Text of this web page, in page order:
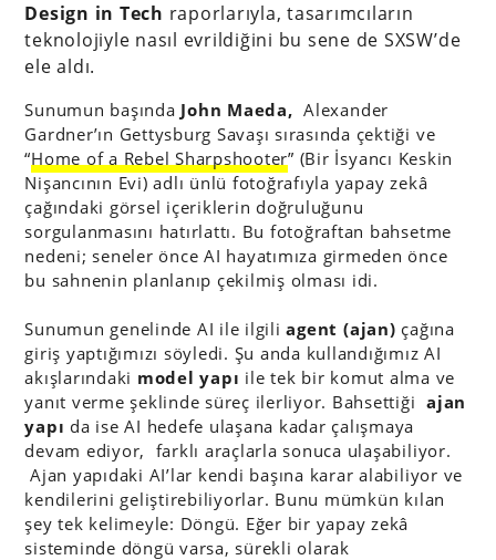
Design in Tech raporlarıyla, tasarımcıların
teknolojiyle nasıl evrildiğini bu sene de SXSW’de
ele aldı.
Sunumun başında John Maeda, Alexander
Gardner’ın Gettysburg Savaşı sırasında çektiği ve
“Home of a Rebel Sharpshooter” (Bir İsyancı Keskin
Nişancının Evi) adlı ünlü fotoğrafıyla yapay zekâ
çağındaki görsel içeriklerin doğruluğunu
sorgulanmasını hatırlattı. Bu fotoğraftan bahsetme
nedeni; seneler önce AI hayatımıza girmeden önce
bu sahnenin planlanıp çekilmiş olması idi.
Sunumun genelinde AI ile ilgiliagent (ajan) çağına
giriş yaptığımızı söyledi. Şu anda kullandığımız AI
akışlarındaki model yapı ile tek bir komut alma ve
yanıt verme şeklinde süreç ilerliyor. Bahsettiğiajan
yapı da ise AI hedefe ulaşana kadar çalışmaya
devam ediyor, farklı araçlarla sonuca ulaşabiliyor.
Ajan yapıdaki AI’lar kendi başına karar alabiliyor ve
kendilerini geliştirebiliyorlar. Bunu mümkün kılan
şey tek kelimeyle: Döngü. Eğer bir yapay zekâ
sisteminde döngü varsa, sürekli olarak